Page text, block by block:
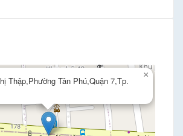
Thập,Phường Tân Phú,Quận 7,Tp.
×